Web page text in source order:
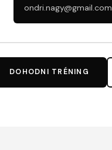
ondri.nagy@gmail.com
DOHODNI TRÉNING